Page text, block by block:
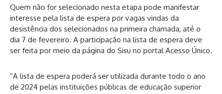
Quem não for selecionado nesta etapa pode manifestar
interesse pela lista de espera por vagas vindas da
desistência dos selecionados na primeira chamada, até o
dia 7 de fevereiro. A participação na lista de espera deve
ser feita por meio da página do Sisu no portalAcesso Único.
“A lista de espera poderá ser utilizada durante todo o ano
de 2024 pelas instituições públicas de educação superior